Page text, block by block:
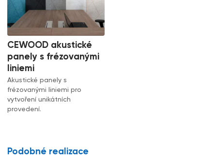
CEWOOD akustické
panely s frézovanými
liniemi
Akustické panely s
frézovanými liniemi pro
vytvoření unikátních
provedení.
Podobné realizace